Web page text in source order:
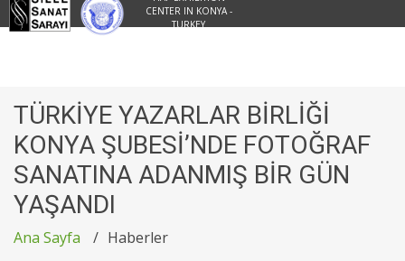
CENTER IN KONYA -
TURKEY
TÜRKİYE YAZARLAR BİRLİĞİ
KONYA ŞUBESİ’NDE FOTOĞRAF
SANATINA ADANMIŞ BİR GÜN
YAŞANDI
Ana Sayfa Haberler